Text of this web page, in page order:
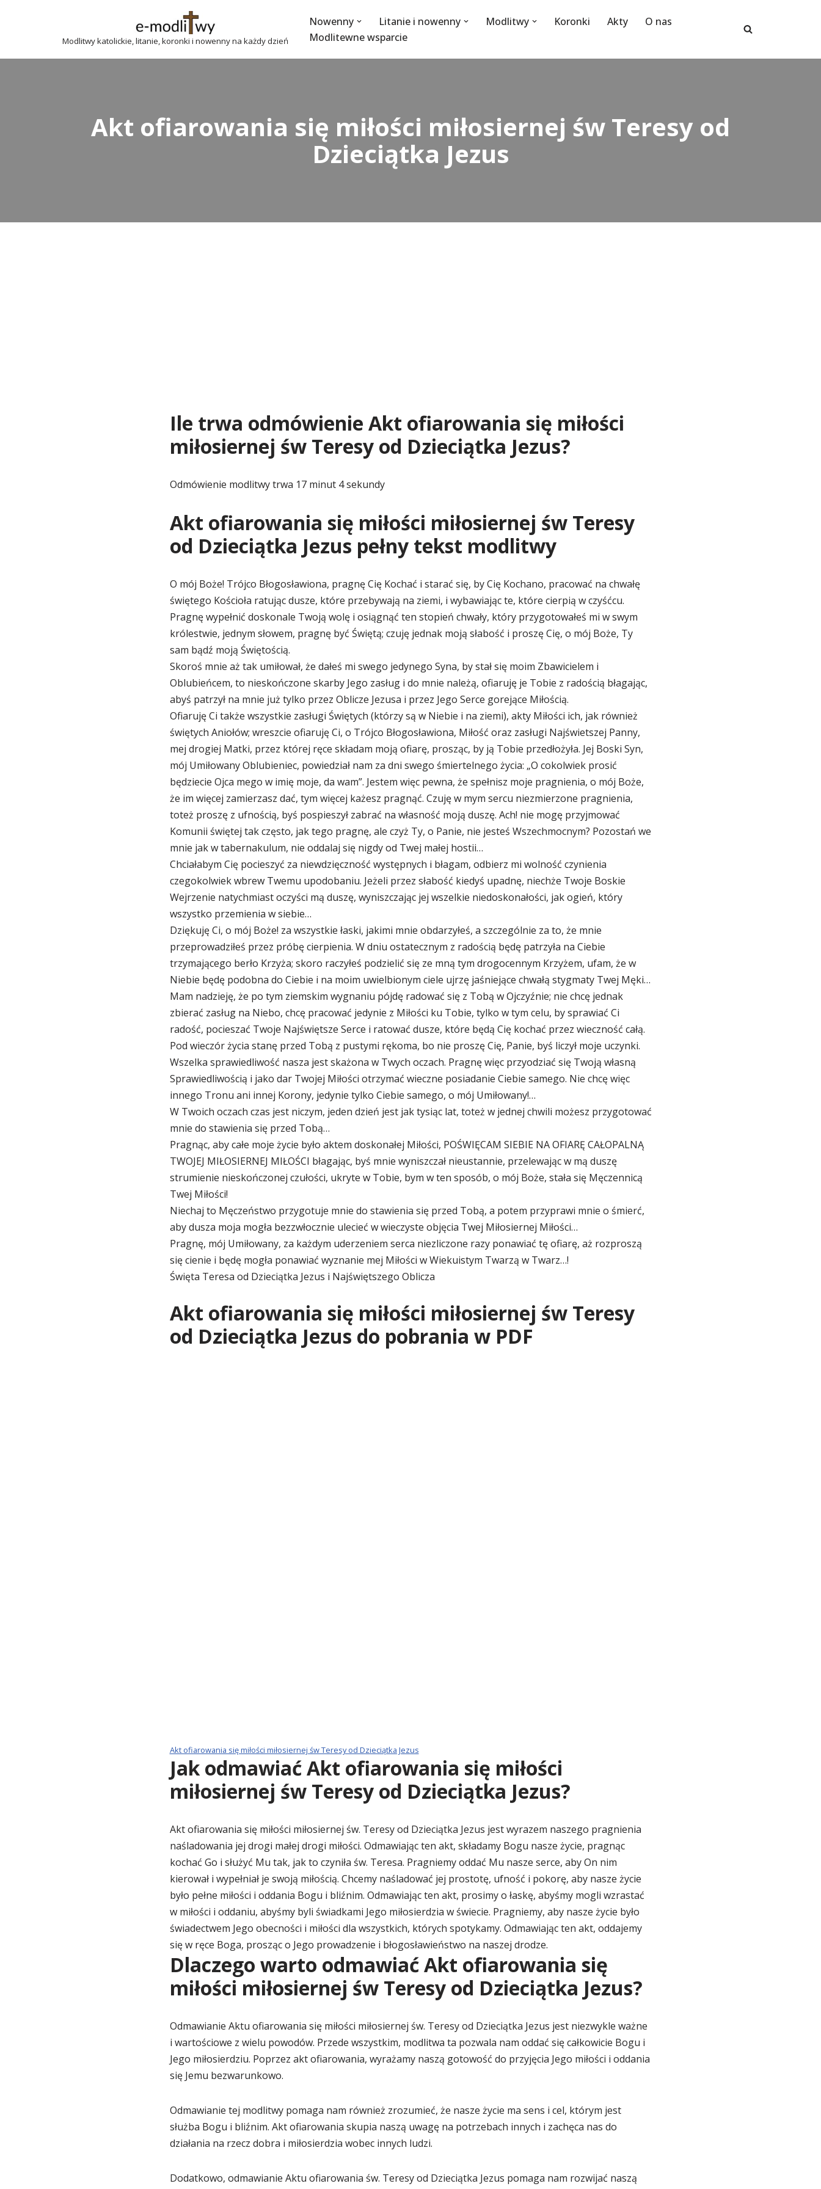
Modlitwy katolickie, litanie, koronki i nowenny na każdy dzień
Nowenny Litanie i nowenny Modlitwy Koronki Akty
O nas
Modlitewne wsparcie
Akt ofiarowania się miłości miłosiernej św Teresy od
Dzieciątka Jezus
Ile trwa odmówienie Akt ofiarowania się miłości
miłosiernej św Teresy od Dzieciątka Jezus?
Odmówienie modlitwy trwa 17 minut 4 sekundy
Akt ofiarowania się miłości miłosiernej św Teresy
od Dzieciątka Jezus pełny tekst modlitwy
O mój Boże! Trójco Błogosławiona, pragnę Cię Kochać i starać się, by Cię Kochano, pracować na chwałę
świętego Kościoła ratując dusze, które przebywają na ziemi, i wybawiając te, które cierpią w czyśćcu.
Pragnę wypełnić doskonale Twoją wolę i osiągnąć ten stopień chwały, który przygotowałeś mi w swym
królestwie, jednym słowem, pragnę być Świętą; czuję jednak moją słabość i proszę Cię, o mój Boże, Ty
sam bądź moją Świętością.
Skoroś mnie aż tak umiłował, że dałeś mi swego jedynego Syna, by stał się moim Zbawicielem i
Oblubieńcem, to nieskończone skarby Jego zasług i do mnie należą, ofiaruję je Tobie z radością błagając,
abyś patrzył na mnie już tylko przez Oblicze Jezusa i przez Jego Serce gorejące Miłością.
Ofiaruję Ci także wszystkie zasługi Świętych (którzy są w Niebie i na ziemi), akty Miłości ich, jak również
świętych Aniołów; wreszcie ofiaruję Ci, o Trójco Błogosławiona, Miłość oraz zasługi Najświetszej Panny,
mej drogiej Matki, przez której ręce składam moją ofiarę, prosząc, by ją Tobie przedłożyła. Jej Boski Syn,
mój Umiłowany Oblubieniec, powiedział nam za dni swego śmiertelnego życia: „O cokolwiek prosić
będziecie Ojca mego w imię moje, da wam”. Jestem więc pewna, że spełnisz moje pragnienia, o mój Boże,
że im więcej zamierzasz dać, tym więcej każesz pragnąć. Czuję w mym sercu niezmierzone pragnienia,
toteż proszę z ufnością, byś pospieszył zabrać na własność moją duszę. Ach! nie mogę przyjmować
Komunii świętej tak często, jak tego pragnę, ale czyż Ty, o Panie, nie jesteś Wszechmocnym? Pozostań we
mnie jak w tabernakulum, nie oddalaj się nigdy od Twej małej hostii…
Chciałabym Cię pocieszyć za niewdzięczność występnych i błagam, odbierz mi wolność czynienia
czegokolwiek wbrew Twemu upodobaniu. Jeżeli przez słabość kiedyś upadnę, niechże Twoje Boskie
Wejrzenie natychmiast oczyści mą duszę, wyniszczając jej wszelkie niedoskonałości, jak ogień, który
wszystko przemienia w siebie…
Dziękuję Ci, o mój Boże! za wszystkie łaski, jakimi mnie obdarzyłeś, a szczególnie za to, że mnie
przeprowadziłeś przez próbę cierpienia. W dniu ostatecznym z radością będę patrzyła na Ciebie
trzymającego berło Krzyża; skoro raczyłeś podzielić się ze mną tym drogocennym Krzyżem, ufam, że w
Niebie będę podobna do Ciebie i na moim uwielbionym ciele ujrzę jaśniejące chwałą stygmaty Twej Męki…
Mam nadzieję, że po tym ziemskim wygnaniu pójdę radować się z Tobą w Ojczyźnie; nie chcę jednak
zbierać zasług na Niebo, chcę pracować jedynie z Miłości ku Tobie, tylko w tym celu, by sprawiać Ci
radość, pocieszać Twoje Najświętsze Serce i ratować dusze, które będą Cię kochać przez wieczność całą.
Pod wieczór życia stanę przed Tobą z pustymi rękoma, bo nie proszę Cię, Panie, byś liczył moje uczynki.
Wszelka sprawiedliwość nasza jest skażona w Twych oczach. Pragnę więc przyodziać się Twoją własną
Sprawiedliwością i jako dar Twojej Miłości otrzymać wieczne posiadanie Ciebie samego. Nie chcę więc
innego Tronu ani innej Korony, jedynie tylko Ciebie samego, o mój Umiłowany!…
W Twoich oczach czas jest niczym, jeden dzień jest jak tysiąc lat, toteż w jednej chwili możesz przygotować
mnie do stawienia się przed Tobą…
Pragnąc, aby całe moje życie było aktem doskonałej Miłości, POŚWIĘCAM SIEBIE NA OFIARĘ CAŁOPALNĄ
TWOJEJ MIŁOSIERNEJ MIŁOŚCI błagając, byś mnie wyniszczał nieustannie, przelewając w mą duszę
strumienie nieskończonej czułości, ukryte w Tobie, bym w ten sposób, o mój Boże, stała się Męczennicą
Twej Miłości!
Niechaj to Męczeństwo przygotuje mnie do stawienia się przed Tobą, a potem przyprawi mnie o śmierć,
aby dusza moja mogła bezzwłocznie ulecieć w wieczyste objęcia Twej Miłosiernej Miłości…
Pragnę, mój Umiłowany, za każdym uderzeniem serca niezliczone razy ponawiać tę ofiarę, aż rozproszą
się cienie i będę mogła ponawiać wyznanie mej Miłości w Wiekuistym Twarzą w Twarz…!
Święta Teresa od Dzieciątka Jezus i Najświętszego Oblicza
Akt ofiarowania się miłości miłosiernej św Teresy
od Dzieciątka Jezus do pobrania w PDF
Akt ofiarowania się miłości miłosiernej św Teresy od Dzieciątka Jezus
Jak odmawiać Akt ofiarowania się miłości
miłosiernej św Teresy od Dzieciątka Jezus?
Akt ofiarowania się miłości miłosiernej św. Teresy od Dzieciątka Jezus jest wyrazem naszego pragnienia
naśladowania jej drogi małej drogi miłości. Odmawiając ten akt, składamy Bogu nasze życie, pragnąc
kochać Go i służyć Mu tak, jak to czyniła św. Teresa. Pragniemy oddać Mu nasze serce, aby On nim
kierował i wypełniał je swoją miłością. Chcemy naśladować jej prostotę, ufność i pokorę, aby nasze życie
było pełne miłości i oddania Bogu i bliźnim. Odmawiając ten akt, prosimy o łaskę, abyśmy mogli wzrastać
w miłości i oddaniu, abyśmy byli świadkami Jego miłosierdzia w świecie. Pragniemy, aby nasze życie było
świadectwem Jego obecności i miłości dla wszystkich, których spotykamy. Odmawiając ten akt, oddajemy
się w ręce Boga, prosząc o Jego prowadzenie i błogosławieństwo na naszej drodze.
Dlaczego warto odmawiać Akt ofiarowania się
miłości miłosiernej św Teresy od Dzieciątka Jezus?
Odmawianie Aktu ofiarowania się miłości miłosiernej św. Teresy od Dzieciątka Jezus jest niezwykle ważne
i wartościowe z wielu powodów. Przede wszystkim, modlitwa ta pozwala nam oddać się całkowicie Bogu i
Jego miłosierdziu. Poprzez akt ofiarowania, wyrażamy naszą gotowość do przyjęcia Jego miłości i oddania
się Jemu bezwarunkowo.
Odmawianie tej modlitwy pomaga nam również zrozumieć, że nasze życie ma sens i cel, którym jest
służba Bogu i bliźnim. Akt ofiarowania skupia naszą uwagę na potrzebach innych i zachęca nas do
działania na rzecz dobra i miłosierdzia wobec innych ludzi.
Dodatkowo, odmawianie Aktu ofiarowania św. Teresy od Dzieciątka Jezus pomaga nam rozwijać naszą